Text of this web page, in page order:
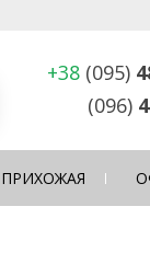
+38 (095)
(096)
ПРИХОЖАЯ